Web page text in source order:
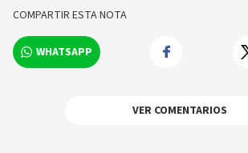
COMPARTIR ESTA NOTA
WHATSAPP
VER COMENTARIOS